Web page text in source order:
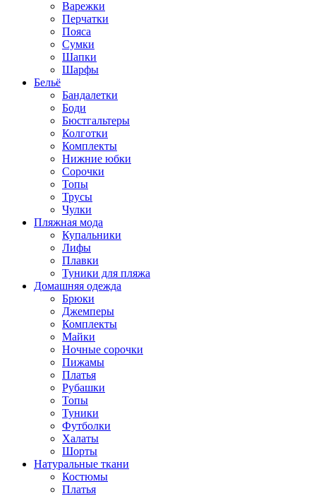
Варежки
Перчатки
Пояса
Сумки
Шапки
Шарфы
Бельё
Бандалетки
Боди
Бюстгальтеры
Колготки
Комплекты
Нижние юбки
Сорочки
Топы
Трусы
Чулки
Пляжная мода
Купальники
Лифы
Плавки
Туники для пляжа
Домашняя одежда
Брюки
Джемперы
Комплекты
Майки
Ночные сорочки
Пижамы
Платья
Рубашки
Топы
Туники
Футболки
Халаты
Шорты
Натуральные ткани
Костюмы
Платья